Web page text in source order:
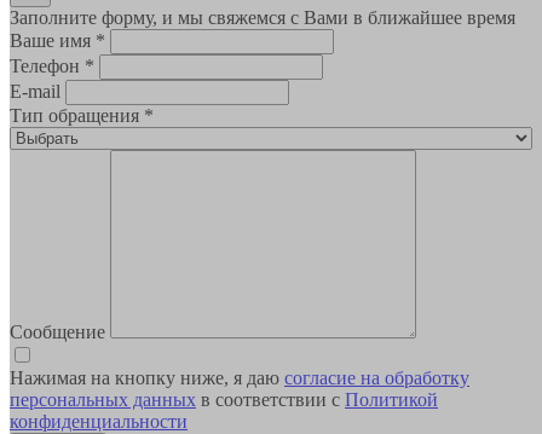
Заполните форму, и мы свяжемся с Вами в ближайшее время
Ваше имя *
Телефон *
E-mail
Тип обращения *
Сообщение
Нажимая на кнопку ниже, я даю согласие на обработку
персональных данных в соответствии с Политикой
конфиденциальности